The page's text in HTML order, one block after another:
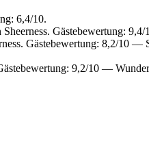
6,4/10.
Gästebewertung:
Gästebewertung: 8,2/10 —
9,2/10 —